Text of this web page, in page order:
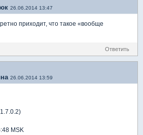
26.06.2014 13:47
приходит, что такое «вообще
Ответить
26.06.2014 13:59
MSK